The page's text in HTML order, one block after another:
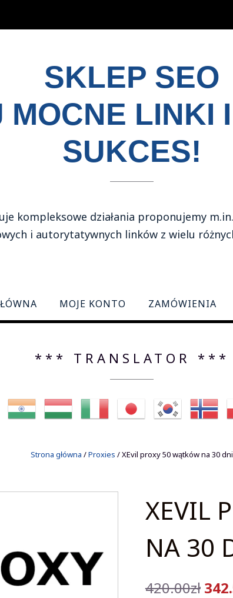
SKLEP SEO
MOCNE LINKI
SUKCES!
kompleksowe działania proponujemy
i autorytatywnych linków z wielu
MOJE KONTO ZAMÓWIENIA
*** TRANSLATOR ***
Strona główna /Proxies / XEvil proxy 50 wątków na 30 dni
XEVIL
NA 30
420.00zł